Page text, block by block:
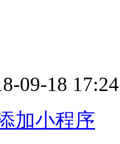
09-18 17:24
加小程序